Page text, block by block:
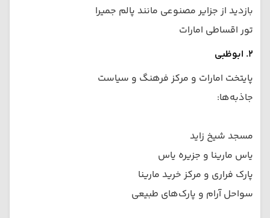
بازدید از جزایر مصنوعی مانند پالم جمیرا
تور اقساطی امارات
۲. ابوظبی
پایتخت امارات و مرکز فرهنگ و سیاست
جاذبه‌ها:
مسجد شیخ زاید
یاس مارینا و جزیره یاس
پارک فراری و مرکز خرید مارینا
سواحل آرام و پارک‌های طبیعی